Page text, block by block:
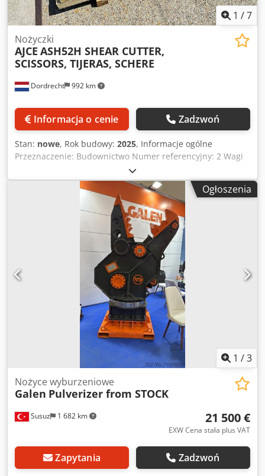
1 /7
Dordrecht 992 km
Nożyczki
AJCE ASH52H SHEAR CUTTER,
SCISSORS, TIJERAS, SCHERE
Informacja o cenie Zadzwoń
Stan: nowe, Rok budowy: 2025, Informacje ogólne
Przeznaczenie: Budownictwo Numer referencyjny: 2 Wagi
Dsdpfxsq Ixuns Aniskr Masa własna: 500 kg Funkcjonalność
Oznakowanie CE: tak Stan Stan ogólny: bardzo dobry Stan
techniczny: bardzo dobry Stan wizualny: bardzo dobry
Dodatkowe informacje Pasuje do następujących maszyn: 5-
12 ton Warunki dostawy: EXW Ciśnienie robocze: 190-210
bar Kraj produkcji: KR Aby uzyskać więcej informacji,
prosimy o kontakt z Ö. Inalkac.
Ogłoszenia
1 /3
Susuz 1 682 km
Nożyce wyburzeniowe
Galen Pulverizer from STOCK
21 500 €
EXW Cena stała plus VAT
Zapytania Zadzwoń